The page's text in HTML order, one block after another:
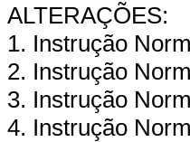
ALTERAÇÕES:
1. Instrução
2. Instrução
3. Instrução
4. Instrução